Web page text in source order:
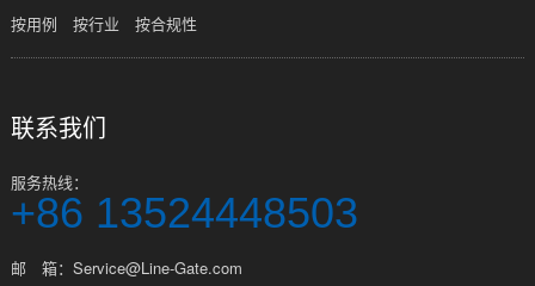
按用例 按行业 按合规性
联系我们
服务热线：
+86 13524448503
邮 箱：Service@Line-Gate.com